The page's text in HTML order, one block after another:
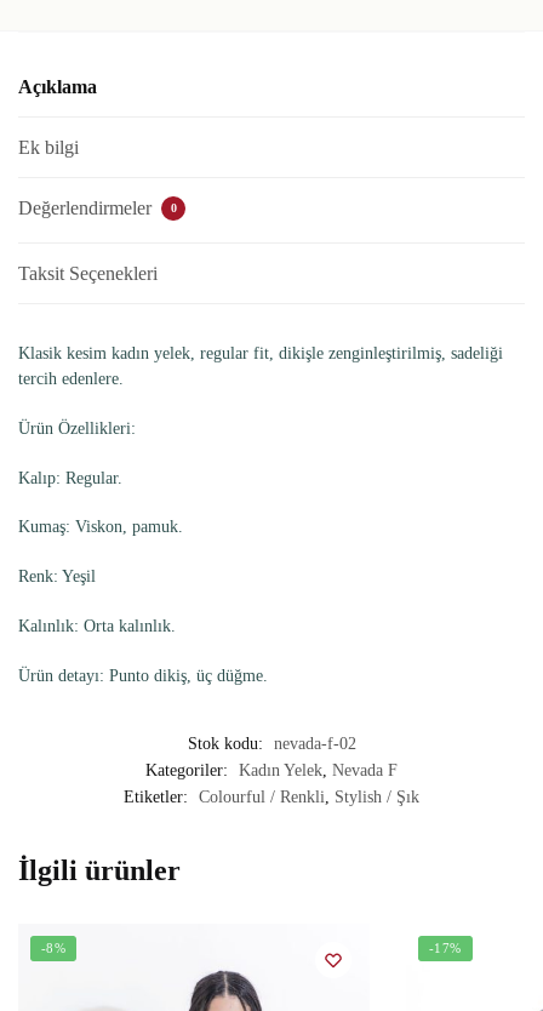
Açıklama
Ek bilgi
Değerlendirmeler 0
Taksit Seçenekleri
Klasik kesim kadın yelek, regular fit, dikişle zenginleştirilmiş, sadeliği
tercih edenlere.
Ürün Özellikleri:
Kalıp: Regular.
Kumaş: Viskon, pamuk.
Renk: Yeşil
Kalınlık: Orta kalınlık.
Ürün detayı: Punto dikiş, üç düğme.
Stok kodu:
nevada-f-02
Kategoriler:
Kadın Yelek Nevada F
Etiketler:
Colourful / Renkli Stylish / Şık
İlgili ürünler
-8% -17%